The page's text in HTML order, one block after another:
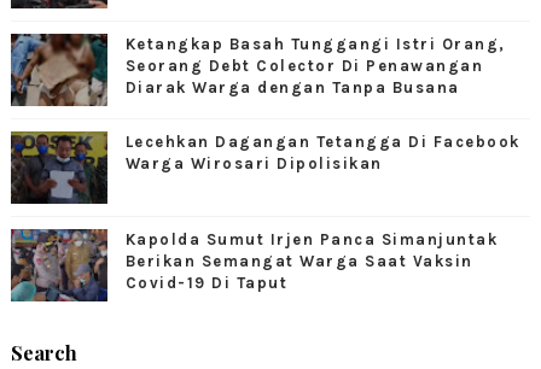
Ketangkap Basah Tunggangi Istri Orang,
Seorang Debt Colector Di Penawangan
Diarak Warga dengan Tanpa Busana
Lecehkan Dagangan Tetangga Di Facebook
Warga Wirosari Dipolisikan
Kapolda Sumut Irjen Panca Simanjuntak
Berikan Semangat Warga Saat Vaksin
Covid-19 Di Taput
Search